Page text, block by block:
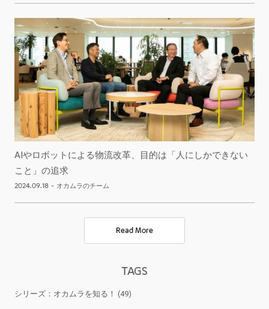
AIやロボットによる物流改革、目的は「人にしかできない
こと」の追求
2024.09.18 - オカムラのチーム
Read More
TAGS
シリーズ：オカムラを知る！ (49)